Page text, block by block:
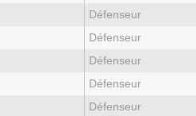
Défenseur
Défenseur
Défenseur
Défenseur
Défenseur